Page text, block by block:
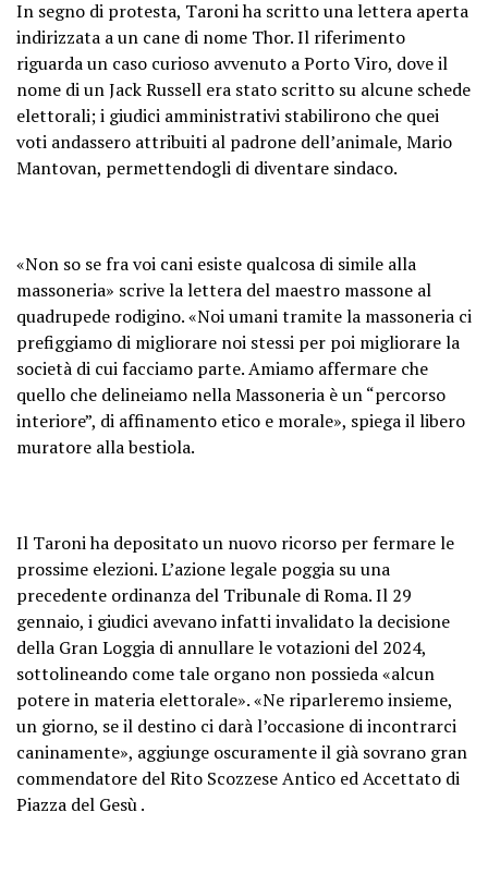
In segno di protesta, Taroni ha scritto una lettera aperta
indirizzata a un cane di nome Thor. Il riferimento
riguarda un caso curioso avvenuto a Porto Viro, dove il
nome di un Jack Russell era stato scritto su alcune schede
elettorali; i giudici amministrativi stabilirono che quei
voti andassero attribuiti al padrone dell’animale, Mario
Mantovan, permettendogli di diventare sindaco.
«Non so se fra voi cani esiste qualcosa di simile alla
massoneria» scrive la lettera del maestro massone al
quadrupede rodigino. «Noi umani tramite la massoneria ci
prefiggiamo di migliorare noi stessi per poi migliorare la
società di cui facciamo parte. Amiamo affermare che
quello che delineiamo nella Massoneria è un “percorso
interiore”, di affinamento etico e morale», spiega il libero
muratore alla bestiola.
Il Taroni ha depositato un nuovo ricorso per fermare le
prossime elezioni.L’azione legale poggia su una
precedente ordinanza del Tribunale di Roma. Il 29
gennaio, i giudici avevano infatti invalidato la decisione
della Gran Loggia di annullare le votazioni del 2024,
sottolineando come tale organo non possieda «alcun
potere in materia elettorale». «Ne riparleremo insieme,
un giorno, se il destino ci darà l’occasione di incontrarci
caninamente», aggiunge oscuramente il già sovrano gran
commendatore del Rito Scozzese Antico ed Accettato di
Piazza del Gesù .